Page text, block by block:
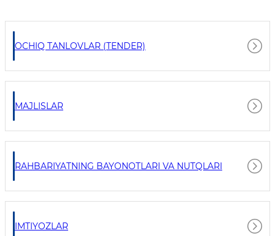
OCHIQ TANLOVLAR (TENDER)
MAJLISLAR
RAHBARIYATNING BAYONOTLARI VA NUTQLARI
IMTIYOZLAR